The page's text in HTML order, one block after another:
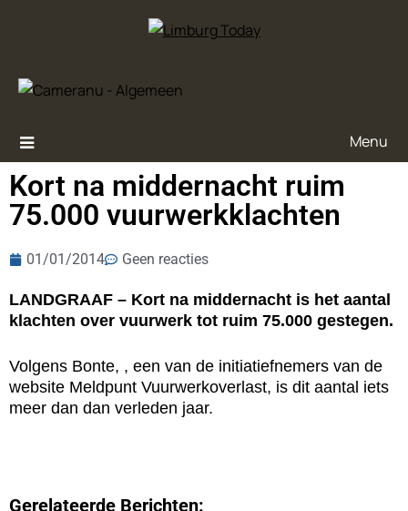
Menu
Kort na middernacht ruim
75.000 vuurwerkklachten
01/01/2014 Geen reacties
LANDGRAAF – Kort na middernacht is het aantal
klachten over vuurwerk tot ruim 75.000 gestegen.
Volgens Bonte, , een van de initiatiefnemers van de
website Meldpunt Vuurwerkoverlast, is dit aantal iets
meer dan dan verleden jaar.
Gerelateerde Berichten: